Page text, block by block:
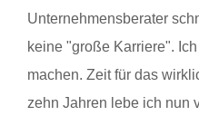
Unternehmensberater
keine "große Karriere".
machen. Zeit für das
zehn Jahren lebe ich nun